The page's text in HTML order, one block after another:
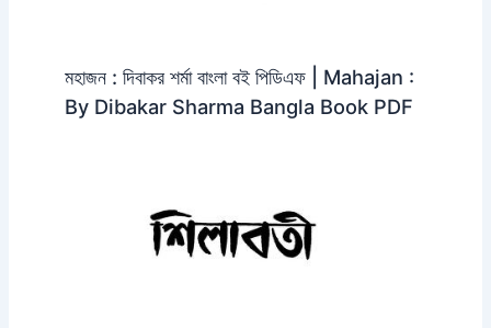
মহাজন : দিবাকর শর্মা বাংলা বই পিডিএফ | Mahajan :
By Dibakar Sharma Bangla Book PDF